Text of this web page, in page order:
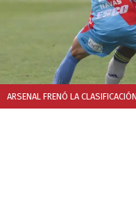
ARSENAL FRENÓ LA